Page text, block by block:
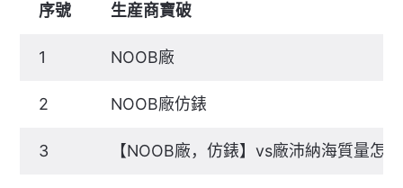
序號 生産商寶破
1 NOOB廠
2 NOOB廠仿錶
3 【NOOB廠，仿錶】vs廠沛納海質量怎